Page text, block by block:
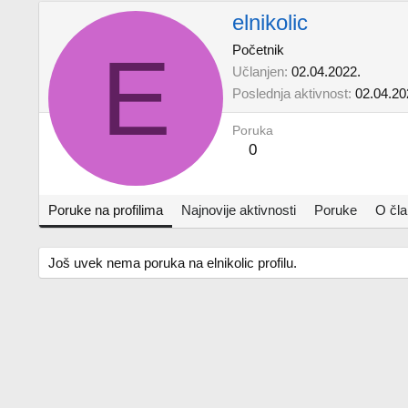
E
elnikolic
Početnik
Učlanjen 02.04.2022.
Poslednja aktivnost
Poruka
0
Poruke na profilima Najnovije aktivnosti Poruke O
Još uvek nema poruka na elnikolic profilu.